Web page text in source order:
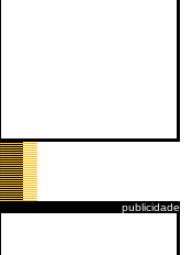
publicidade